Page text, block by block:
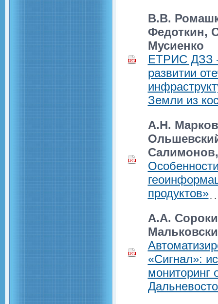
В.В.
Федоткин,
Мусиенко
ЕТРИС ДЗЗ
развитии
Земли из
А.Н.
продуктов»
А.А.
«Сигнал»:
мониторинг